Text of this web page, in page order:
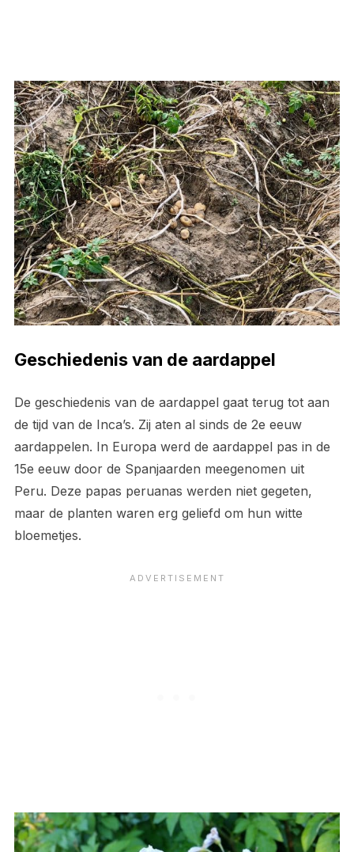
Geschiedenis van de aardappel
De geschiedenis van de aardappel gaat terug tot aan
de tijd van de Inca’s. Zij aten al sinds de 2e eeuw
aardappelen. In Europa werd de aardappel pas in de
15e eeuw door de Spanjaarden meegenomen uit
Peru. Deze papas peruanas werden niet gegeten,
maar de planten waren erg geliefd om hun witte
bloemetjes.